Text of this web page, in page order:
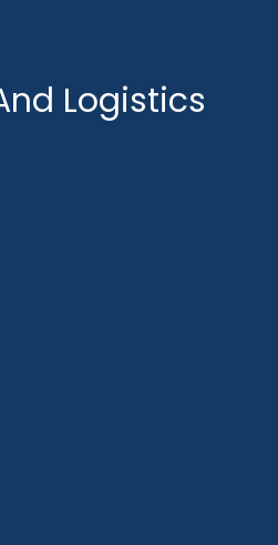
Logistics